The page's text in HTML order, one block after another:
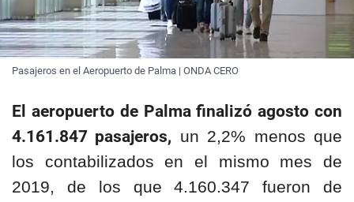
Pasajeros en el Aeropuerto de Palma | ONDA CERO
El aeropuerto de Palma finalizó agosto con
4.161.847 pasajeros, un 2,2% menos que
los contabilizados en el mismo mes de
2019, de los que 4.160.347 fueron de